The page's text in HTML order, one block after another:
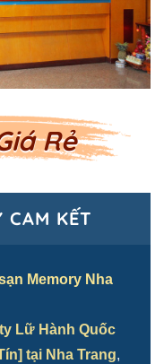
Rẻ
CAM KẾT
Memory Nha
Lữ Hành Quốc
tại Nha Trang,